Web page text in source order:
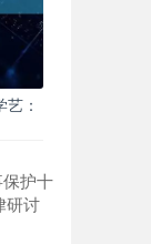
：
护十
研讨